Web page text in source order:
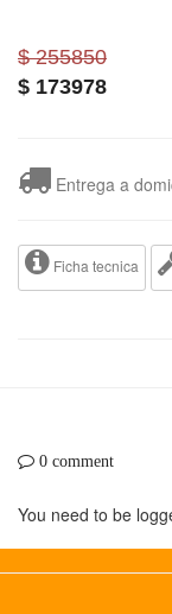
$ 255850
$ 173978
Entrega a
Ficha tecnica
0 comment
You need to be